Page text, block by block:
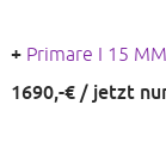
+ Primare I 15
1690,-€ / jetzt